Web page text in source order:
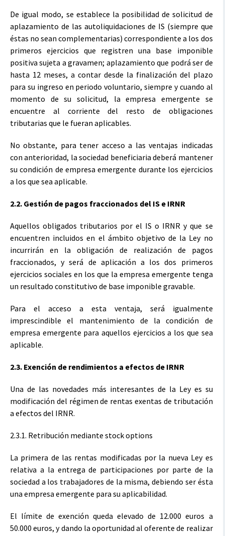
De igual modo, se establece la posibilidad de solicitud de
aplazamiento de las autoliquidaciones de IS (siempre que
éstas no sean complementarias) correspondiente a los dos
primeros ejercicios que registren una base imponible
positiva sujeta a gravamen; aplazamiento que podrá ser de
hasta 12 meses, a contar desde la finalización del plazo
para su ingreso en periodo voluntario, siempre y cuando al
momento de su solicitud, la empresa emergente se
encuentre al corriente del resto de obligaciones
tributarias que le fueran aplicables.
No obstante, para tener acceso a las ventajas indicadas
con anterioridad, la sociedad beneficiaria deberá mantener
su condición de empresa emergente durante los ejercicios
a los que sea aplicable.
2.2. Gestión de pagos fraccionados del IS e IRNR
Aquellos obligados tributarios por el IS o IRNR y que se
encuentren incluidos en el ámbito objetivo de la Ley no
incurrirán en la obligación de realización de pagos
fraccionados, y será de aplicación a los dos primeros
ejercicios sociales en los que la empresa emergente tenga
un resultado constitutivo de base imponible gravable.
Para el acceso a esta ventaja, será igualmente
imprescindible el mantenimiento de la condición de
empresa emergente para aquellos ejercicios a los que sea
aplicable.
2.3. Exención de rendimientos a efectos de IRNR
Una de las novedades más interesantes de la Ley es su
modificación del régimen de rentas exentas de tributación
a efectos del IRNR.
2.3.1. Retribución mediante stock options
La primera de las rentas modificadas por la nueva Ley es
relativa a la entrega de participaciones por parte de la
sociedad a los trabajadores de la misma, debiendo ser ésta
una empresa emergente para su aplicabilidad.
El límite de exención queda elevado de 12.000 euros a
50.000 euros, y dando la oportunidad al oferente de realizar